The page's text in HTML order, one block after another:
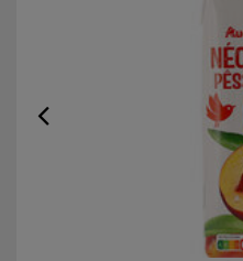
Previous